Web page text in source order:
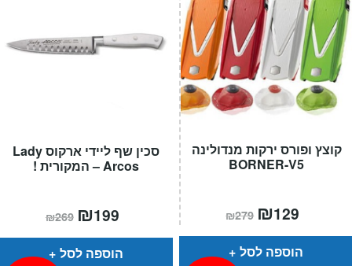
סכין שף ליידי ארקוס Lady
Arcos – המקורית !
₪269 המחיר
המקורי
היה:
₪269.
₪199
הוא:
הוספה לסל
קוצץ ופורס ירקות מנדולינה
BORNER-V5
₪279 המחיר
המקורי
היה:
₪279.
₪129
הוא:
הוספה לסל